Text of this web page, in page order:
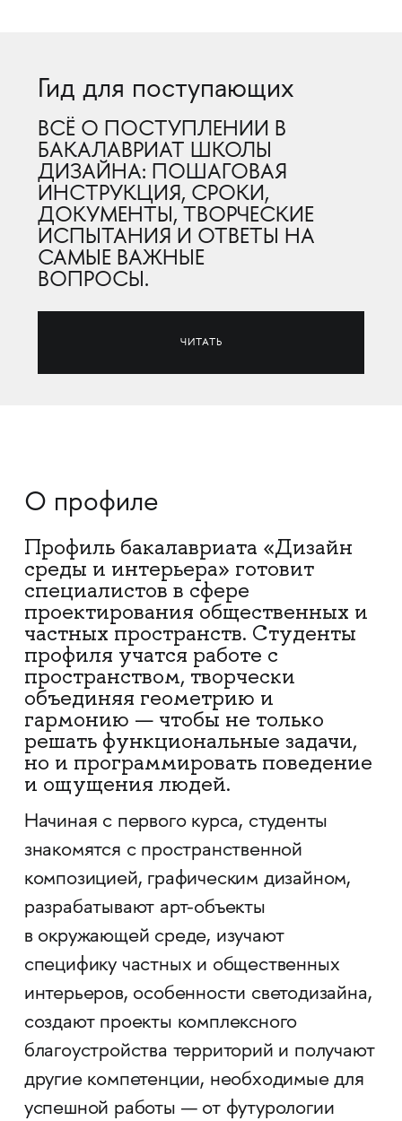
Гид для поступающих
ВСЁ О ПОСТУПЛЕНИИ В
БАКАЛАВРИАТ ШКОЛЫ
ДИЗАЙНА: ПОШАГОВАЯ
ИНСТРУКЦИЯ, СРОКИ,
ДОКУМЕНТЫ, ТВОРЧЕСКИЕ
ИСПЫТАНИЯ И ОТВЕТЫ НА
САМЫЕ ВАЖНЫЕ
ВОПРОСЫ.
ЧИТАТЬ
О профиле
Профиль бакалавриата «Дизайн
среды и интерьера» готовит
специалистов в сфере
проектирования общественных и
частных пространств. Студенты
профиля учатся работе с
пространством, творчески
объединяя геометрию и
гармонию — чтобы не только
решать функциональные задачи,
но и программировать поведение
и ощущения людей.
Начиная с первого курса, студенты
знакомятся с пространственной
композицией, графическим дизайном,
разрабатывают арт-объекты
в окружающей среде, изучают
специфику частных и общественных
интерьеров, особенности светодизайна,
создают проекты комплексного
благоустройства территорий и получают
другие компетенции, необходимые для
успешной работы — от футурологии